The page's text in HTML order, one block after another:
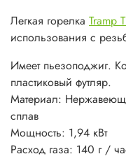
Легкая горелка Tramp
использования с
Имеет пьезоподжиг.
пластиковый футляр.
Материал:
сплав
Мощность: 1,94 кВт
Расход газа: 140 г /